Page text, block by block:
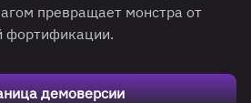
превращает монстра от
фортификации.
демоверсии